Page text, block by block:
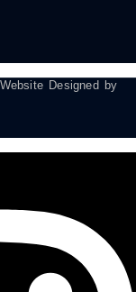
Designed by